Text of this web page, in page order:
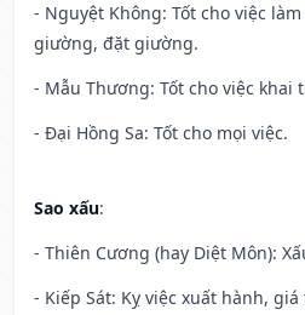
- Nguyệt Không: Tốt cho việc
giường, đặt giường.
- Mẫu Thương: Tốt cho việc khai
- Đại Hồng Sa: Tốt cho mọi việc.
Sao xấu:
- Thiên Cương (hay Diệt Môn):
- Kiếp Sát: Kỵ việc xuất hành,